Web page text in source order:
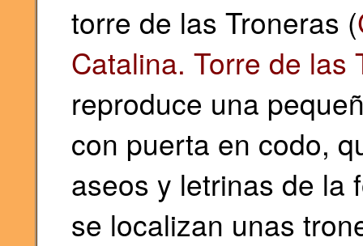
torre de las Troneras (
Catalina. Torre de las
reproduce una
con puerta en codo,
aseos y letrinas de la
se localizan unas